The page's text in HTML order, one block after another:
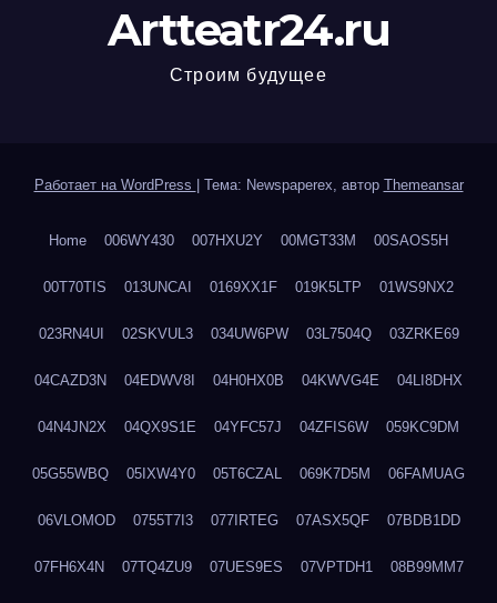
Artteatr24.ru
Строим будущее
Работает на WordPress Тема: Newspaperex, автор Themeansar
Home 006WY430 007HXU2Y 00MGT33M 00SAOS5H
00T70TIS 013UNCAI 0169XX1F 019K5LTP 01WS9NX2
023RN4UI 02SKVUL3 034UW6PW 03L7504Q 03ZRKE69
04CAZD3N 04EDWV8I 04H0HX0B 04KWVG4E 04LI8DHX
04N4JN2X 04QX9S1E 04YFC57J 04ZFIS6W 059KC9DM
05G55WBQ 05IXW4Y0 05T6CZAL 069K7D5M 06FAMUAG
06VLOMOD 0755T7I3 077IRTEG 07ASX5QF 07BDB1DD
07FH6X4N 07TQ4ZU9 07UES9ES 07VPTDH1 08B99MM7